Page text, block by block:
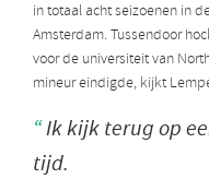
in totaal acht seizoenen in
Amsterdam. Tussendoor
voor de universiteit van
mineur eindigde, kijkt
Ik kijk terug op
tijd.